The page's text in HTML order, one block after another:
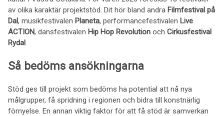
av olika karaktär projektstöd. Dit hör bland andra Filmfestival på
Dal, musikfestivalen Planeta, performancefestivalen Live
ACTION, dansfestivalen Hip Hop Revolution och Cirkusfestival
Rydal.
Så bedöms ansökningarna
Stöd ges till projekt som bedöms ha potential att nå nya
målgrupper, få spridning i regionen och bidra till konstnärlig
förnyelse. En annan viktig faktor för att få stöd är samverkan